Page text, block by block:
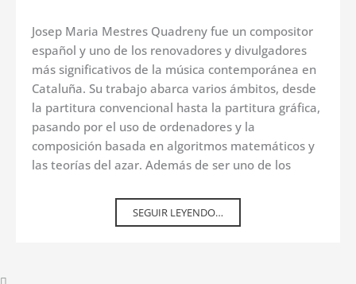
Josep Maria Mestres Quadreny fue un compositor
español y uno de los renovadores y divulgadores
más significativos de la música contemporánea en
Cataluña. Su trabajo abarca varios ámbitos, desde
la partitura convencional hasta la partitura gráfica,
pasando por el uso de ordenadores y la
composición basada en algoritmos matemáticos y
las teorías del azar. Además de ser uno de los
SEGUIR LEYENDO…